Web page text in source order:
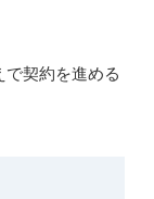
契約を進める